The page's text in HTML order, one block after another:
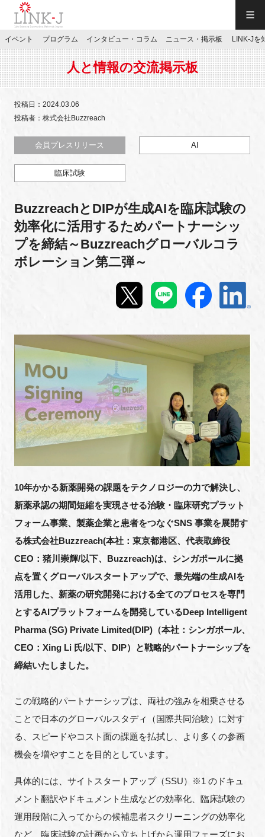
JP／EN
特別会員専用メニュー
施設ご予約
お問い合わせ
マイページ
プログラム
インタビュー・コラム
ニュース・掲示板
LINK-Jを知る
施設・アクセス
FAQ
イベントお知らせメール登録
イベント プログラム インタビュー・コラム ニュース・掲示板 LINK-Jを
人と情報の交流掲示板
投稿日：2024.03.06
投稿者：株式会社Buzzreach
会員プレスリリース AI
臨床試験
BuzzreachとDIPが生成AIを臨床試験の
効率化に活用するためパートナーシッ
プを締結～Buzzreachグローバルコラ
ボレーション第二弾～
10年かかる新薬開発の課題をテクノロジーの力で解決し、
新薬承認の期間短縮を実現させる治験・臨床研究プラット
フォーム事業、製薬企業と患者をつなぐSNS 事業を展開す
る株式会社Buzzreach(本社：東京都港区、代表取締役
CEO：猪川崇輝/以下、Buzzreach)は、シンガポールに拠
点を置くグローバルスタートアップで、最先端の生成AIを
活用した、新薬の研究開発における全てのプロセスを専門
とするAIプラットフォームを開発しているDeep Intelligent
Pharma (SG) Private Limited(DIP)（本社：シンガポール、
CEO：Xing Li 氏/以下、DIP）と戦略的パートナーシップを
締結いたしました。
この戦略的パートナーシップは、両社の強みを相乗させる
ことで日本のグローバルスタディ（国際共同治験）に対す
る、スピードやコスト面の課題を払拭し、より多くの参画
機会を増やすことを目的としています。
具体的には、サイトスタートアップ（SSU）※1 のドキュ
メント翻訳やドキュメント生成などの効率化、臨床試験の
運用段階に入ってからの候補患者スクリーニングの効率化
など、臨床試験の計画から立ち上げから運用フェーズにお